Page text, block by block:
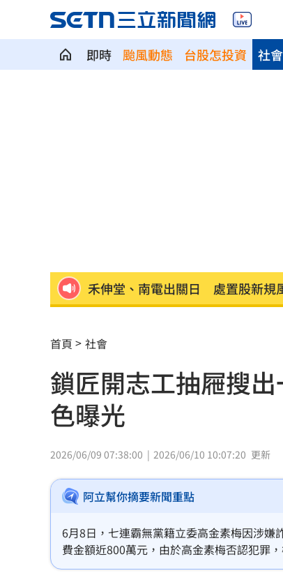
即時 颱風動態 台股怎投資 社會
平野惠一率兄弟奪171勝 中職最
想吃清淡！他搭機點「這特殊餐」
買房3年才知「蜘蛛人住我家」屋
生日變親人忌日！直升機慶祝墜機4
台中小五童遭同學踢下體腫2倍大 判
粉絲輕生後首露面！西村力演唱會
「AI性愛機器人」將問世！聊天還
首頁 社會
鎖匠開志工抽屜搜
色曝光
2026/06/09 07:38:00 2026/06/10 10:07:20 更新
阿立幫你摘要新聞重點
6月8日，七連霸無黨籍立委高金素梅因涉
費金額近800萬元，由於高金素梅否認犯罪